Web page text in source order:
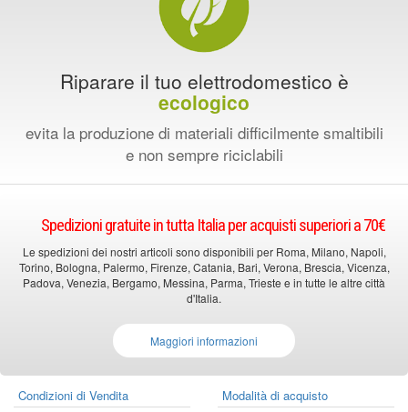
Riparare il tuo elettrodomestico è
ecologico
evita la produzione di materiali difficilmente smaltibili
e non sempre riciclabili
Spedizioni gratuite in tutta Italia per acquisti superiori a 70€
Le spedizioni dei nostri articoli sono disponibili per Roma, Milano, Napoli,
Torino, Bologna, Palermo, Firenze, Catania, Bari, Verona, Brescia, Vicenza,
Padova, Venezia, Bergamo, Messina, Parma, Trieste e in tutte le altre città
d'Italia.
Maggiori informazioni
Condizioni di Vendita
Modalità di acquisto